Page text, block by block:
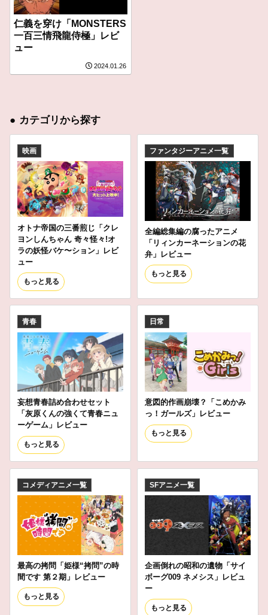
仁義を穿け「MONSTERS
一百三情飛龍侍極」レビ
ュー
2024.01.26
● カテゴリから探す
映画
オトナ帝国の三番煎じ「クレ
ヨンしんちゃん 奇々怪々!オ
ラの妖怪バケ〜ション」レビ
ュー
もっと見る
ファンタジーアニメ一覧
全編総集編の腐ったアニメ
「リィンカーネーションの花
弁」レビュー
もっと見る
青春
妄想青春詰め合わせセット
「灰原くんの強くて青春ニュ
ーゲーム」レビュー
もっと見る
日常
意図的作画崩壊？「こめかみ
っ！ガールズ」レビュー
もっと見る
コメディアニメ一覧
最高の拷問「姫様“拷問”の時
間です 第２期」レビュー
もっと見る
SFアニメ一覧
企画倒れの昭和の遺物「サイ
ボーグ009 ネメシス」レビュ
ー
もっと見る